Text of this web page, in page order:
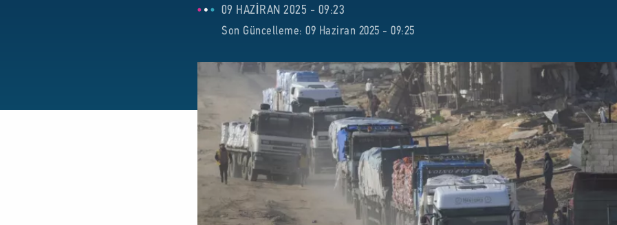
09 HAZIRAN 2025 - 09:23
Son Güncelleme: 09 Haziran 2025 - 09:25